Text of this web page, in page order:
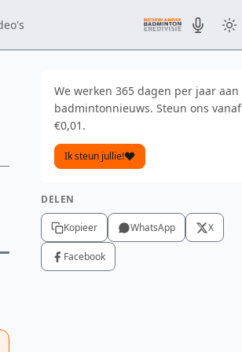
We werken 365 dagen per jaar aan
badmintonnieuws. Steun ons vanaf
€0,01.
Ik steun jullie!
DELEN
Kopieer WhatsApp X
Facebook